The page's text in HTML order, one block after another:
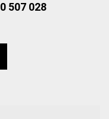
507 028